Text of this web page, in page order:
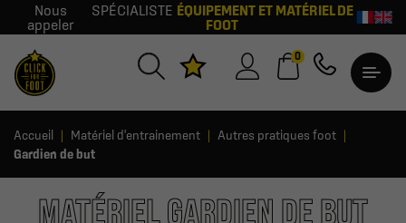
Nous
appeler
SPÉCIALISTE ÉQUIPEMENT ET MATÉRIEL DE
FOOT
0
Accueil Matériel d'entrainement
Autres pratiques foot
Gardien de but
MATÉRIEL GARDIEN DE BUT